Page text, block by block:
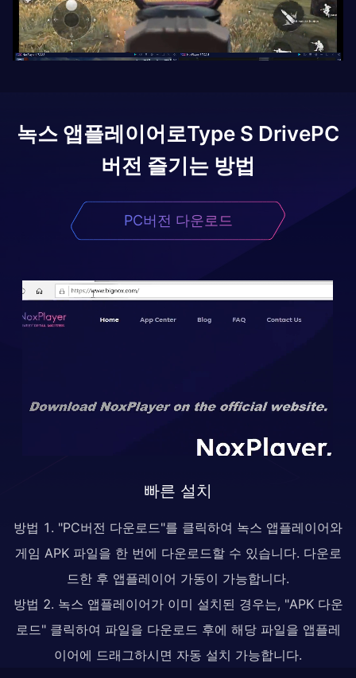
녹스 앱플레이어로Type S DrivePC
버전 즐기는 방법
PC버전 다운로드
빠른 설치
방법 1. "PC버전 다운로드"를 클릭하여 녹스 앱플레이어와
게임 APK 파일을 한 번에 다운로드할 수 있습니다. 다운로
드한 후 앱플레이어 가동이 가능합니다.
방법 2. 녹스 앱플레이어가 이미 설치된 경우는, "APK 다운
로드" 클릭하여 파일을 다운로드 후에 해당 파일을 앱플레
이어에 드래그하시면 자동 설치 가능합니다.